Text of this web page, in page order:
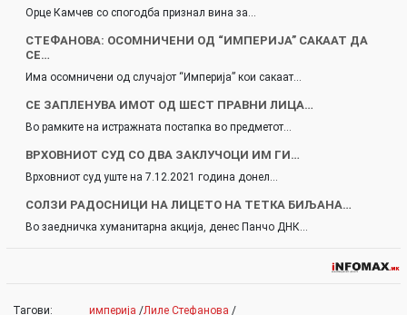
Орце Камчев со спогодба признал вина за…
СТЕФАНОВА: ОСОМНИЧЕНИ ОД “ИМПЕРИЈА” САКААТ ДА
СЕ…
Има осомничени од случајот “Империја” кои сакаат…
СЕ ЗАПЛЕНУВА ИМОТ ОД ШЕСТ ПРАВНИ ЛИЦА…
Во рамките на истражната постапка во предметот…
ВРХОВНИОТ СУД СО ДВА ЗАКЛУЧОЦИ ИМ ГИ…
Врховниот суд уште на 7.12.2021 година донел…
СОЛЗИ РАДОСНИЦИ НА ЛИЦЕТО НА ТЕТКА БИЉАНА…
Во заедничка хуманитарна акција, денес Панчо ДНК…
Тагови: империја /Лиле Стефанова /